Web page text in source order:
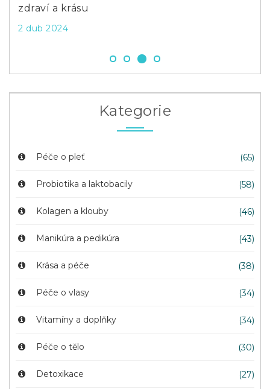
zdraví a krásu
2 dub 2024
Kategorie
Péče o pleť (65)
Probiotika a laktobacily (58)
Kolagen a klouby (46)
Manikúra a pedikúra (43)
Krása a péče (38)
Péče o vlasy (34)
Vitamíny a doplňky (34)
Péče o tělo (30)
Detoxikace (27)